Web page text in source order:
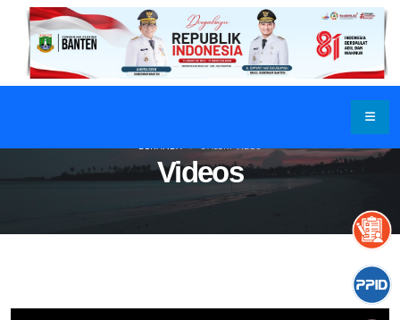
Videos
BERANDA GALERI VIDEO